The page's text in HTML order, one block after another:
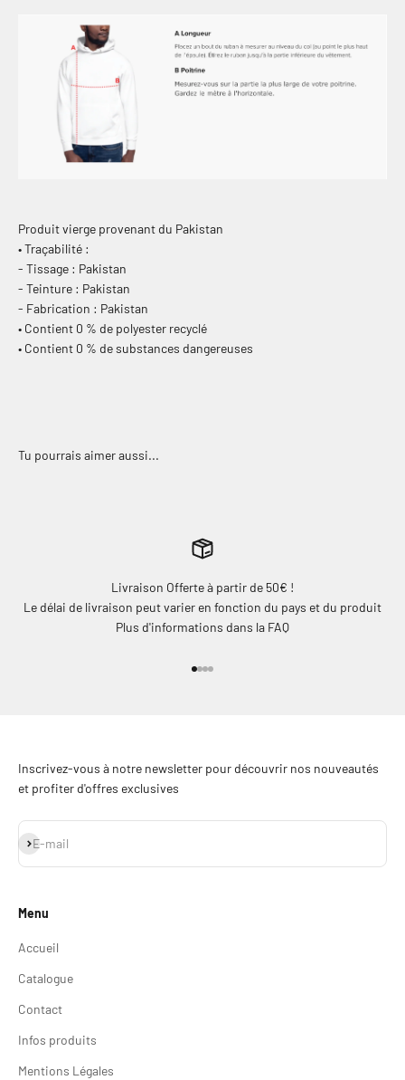
Produit vierge provenant du Pakistan
• Traçabilité :
- Tissage : Pakistan
- Teinture : Pakistan
- Fabrication : Pakistan
• Contient 0 % de polyester recyclé
• Contient 0 % de substances dangereuses
Livraison Offerte à partir de 50€ !
Le délai de livraison peut varier en fonction du pays et du produit
Plus d'informations dans la FAQ
Inscrivez-vous à notre newsletter pour découvrir nos nouveautés
et profiter d'offres exclusives
E-mail
S'inscrire
Menu
Accueil
Catalogue
Contact
Infos produits
Mentions Légales